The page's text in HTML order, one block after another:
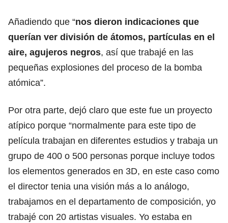
Añadiendo que “nos dieron indicaciones que
querían ver división de átomos, partículas en el
aire, agujeros negros, así que trabajé en las
pequeñas explosiones del proceso de la bomba
atómica”.
Por otra parte, dejó claro que este fue un proyecto
atípico porque “normalmente para este tipo de
película trabajan en diferentes estudios y trabaja un
grupo de 400 o 500 personas porque incluye todos
los elementos generados en 3D, en este caso como
el director tenia una visión más a lo análogo,
trabajamos en el departamento de composición, yo
trabajé con 20 artistas visuales. Yo estaba en